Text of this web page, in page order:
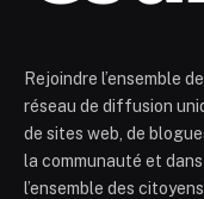
Rejoindre l’ensemble
réseau de diffusion
de sites web, de
la communauté et
l’ensemble des